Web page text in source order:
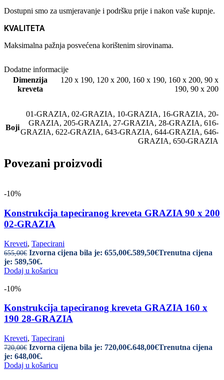
Dostupni smo za usmjeravanje i podršku prije i nakon vaše kupnje.
KVALITETA
Maksimalna pažnja posvećena korištenim sirovinama.
Dodatne informacije
Dimenzija
kreveta
120 x 190, 120 x 200, 160 x 190, 160 x 200, 90 x
190, 90 x 200
Boji
01-GRAZIA, 02-GRAZIA, 10-GRAZIA, 16-GRAZIA, 20-
GRAZIA, 205-GRAZIA, 27-GRAZIA, 28-GRAZIA, 616-
GRAZIA, 622-GRAZIA, 643-GRAZIA, 644-GRAZIA, 646-
GRAZIA, 650-GRAZIA
Povezani proizvodi
-10%
Konstrukcija tapeciranog kreveta GRAZIA 90 x 200
02-GRAZIA
Kreveti, Tapecirani
655,00€ Izvorna cijena bila je: 655,00€.589,50€Trenutna cijena
je: 589,50€.
Dodaj u košaricu
-10%
Konstrukcija tapeciranog kreveta GRAZIA 160 x
190 28-GRAZIA
Kreveti, Tapecirani
720,00€ Izvorna cijena bila je: 720,00€.648,00€Trenutna cijena
je: 648,00€.
Dodaj u košaricu